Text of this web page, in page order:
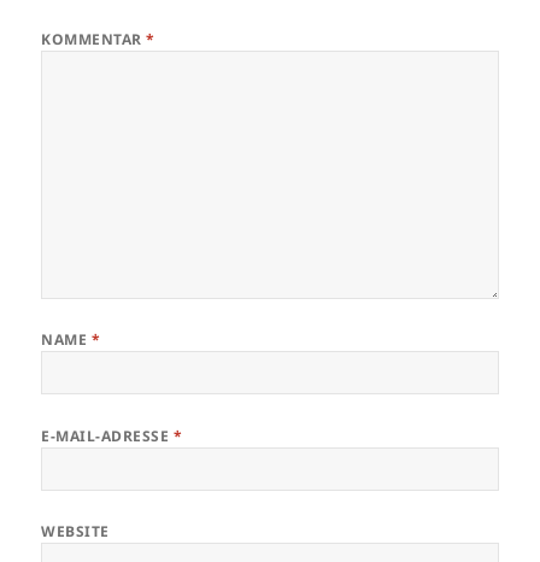
KOMMENTAR*
NAME *
E-MAIL-ADRESSE *
WEBSITE